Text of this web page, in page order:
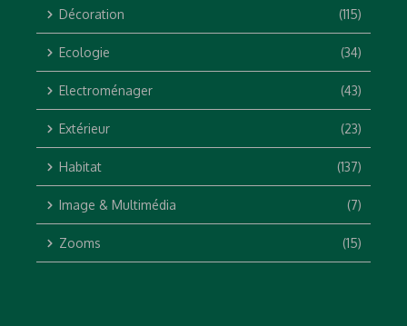
Décoration (115)
Ecologie (34)
Electroménager (43)
Extérieur (23)
Habitat (137)
Image & Multimédia (7)
Zooms (15)